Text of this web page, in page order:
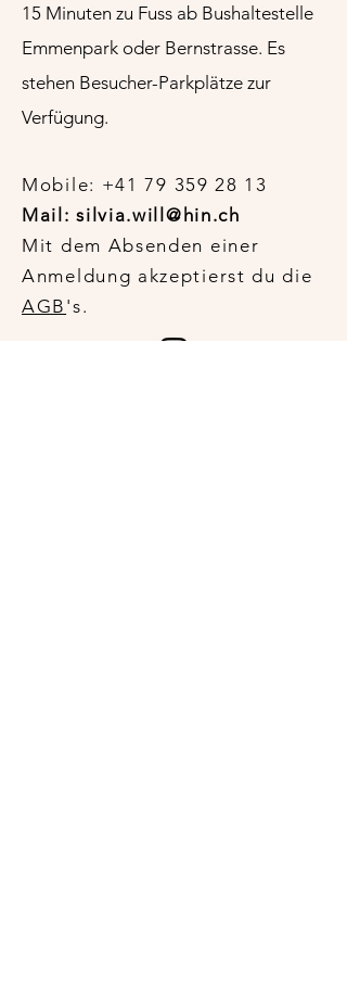
15 Minuten zu Fuss ab Bushaltestelle
Emmenpark oder Bernstrasse. Es
stehen Besucher-Parkplätze zur
Verfügung.
​​Mobile: +41 79 359 28 13
Mail: silvia.will@hin.ch
Mit dem Absenden einer
Anmeldung akzeptierst du die
AGB 's.